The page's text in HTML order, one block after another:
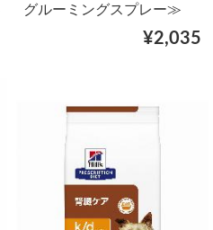
グルーミングスプレー≫
¥2,035